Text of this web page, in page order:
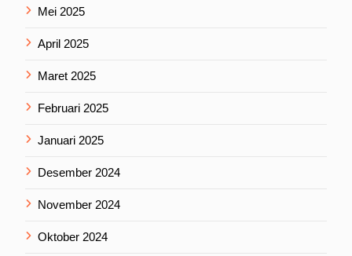
Mei 2025
April 2025
Maret 2025
Februari 2025
Januari 2025
Desember 2024
November 2024
Oktober 2024